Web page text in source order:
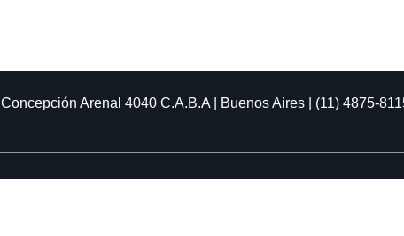
Concepción Arenal 4040C.A.B.A | Buenos Aires | (11) 4875-